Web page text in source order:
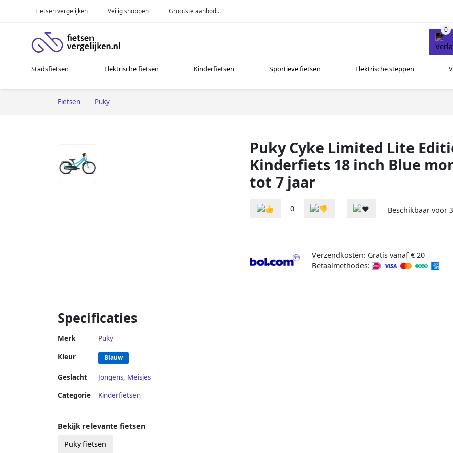
Fietsen vergelijken Veilig shoppen Grootste aanbod...
Stadsfietsen Elektrische fietsen Kinderfietsen Sportieve fietsen Elektrische steppen
Fietsen Puky
Puky Cyke Limited Lite
Kinderfiets 18 inch Blue
tot 7 jaar
0 Beschikbaar voor
Verzendkosten: Gratis vanaf € 20
Betaalmethodes:
Specificaties
Merk Puky
Kleur Blauw
Geslacht Jongens, Meisjes
Categorie
Kinderfietsen
Bekijk relevante fietsen
Puky fietsen